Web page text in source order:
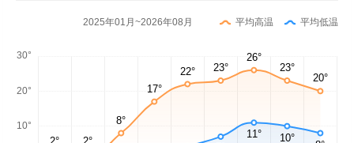
2025年01月~2026年08月 平均高温 平均低温